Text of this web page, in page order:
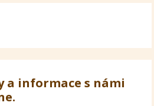
a informace s námi